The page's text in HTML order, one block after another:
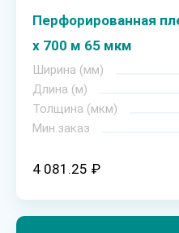
Перфорированная
х 700 м 65 мкм
Ширина (мм)
Длина (м)
Толщина (мкм)
Мин.заказ
4 081.25 ₽